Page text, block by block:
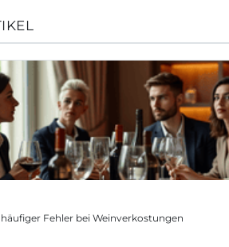
Fehler bei Weinverkostungen